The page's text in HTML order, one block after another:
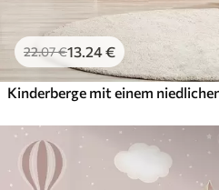
€/m²
22.07€13 .24€